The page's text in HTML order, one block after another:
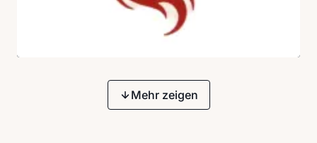
Mehr zeigen